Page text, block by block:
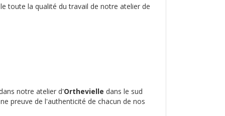
toute la qualité du travail de notre atelier de
notre atelier d'Orthevielle dans le sud
preuve de l'authenticité de chacun de nos